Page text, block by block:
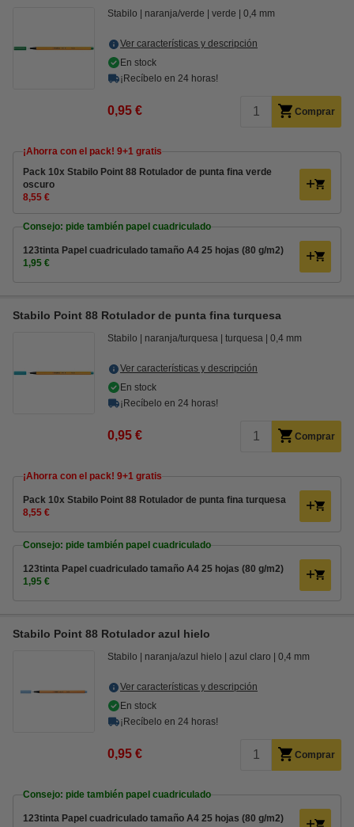
Stabilo naranja/verde verde 0,4 mm
Ver características y descripción
En stock
¡Recíbelo en 24 horas!
0,95 € Comprar
¡Ahorra con el pack! 9+1 gratis
Pack 10x Stabilo Point 88 Rotulador de punta fina verde
oscuro
8,55 €
Consejo: pide también papel cuadriculado
123tinta Papel cuadriculado tamaño A4 25 hojas (80 g/m2)
1,95 €
Stabilo Point 88 Rotulador de punta fina turquesa
Stabilo naranja/turquesa turquesa 0,4 mm
Ver características y descripción
En stock
¡Recíbelo en 24 horas!
0,95 € Comprar
¡Ahorra con el pack! 9+1 gratis
Pack 10x Stabilo Point 88 Rotulador de punta fina turquesa
8,55 €
Consejo: pide también papel cuadriculado
123tinta Papel cuadriculado tamaño A4 25 hojas (80 g/m2)
1,95 €
Stabilo Point 88 Rotulador azul hielo
Stabilo naranja/azul hielo azul claro 0,4 mm
Ver características y descripción
En stock
¡Recíbelo en 24 horas!
0,95 € Comprar
Consejo: pide también papel cuadriculado
123tinta Papel cuadriculado tamaño A4 25 hojas (80 g/m2)